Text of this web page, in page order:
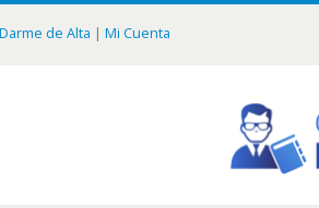
Darme de Alta | Mi Cuenta